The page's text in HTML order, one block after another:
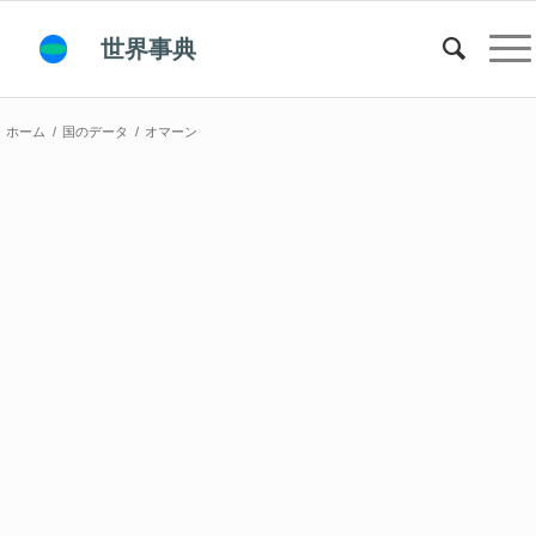
世界事典
ホーム / 国のデータ / オマーン